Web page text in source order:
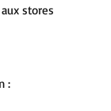
stores
: